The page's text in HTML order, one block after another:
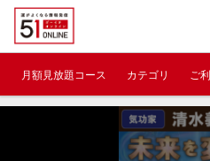
月額見放題コース カテゴリ ご